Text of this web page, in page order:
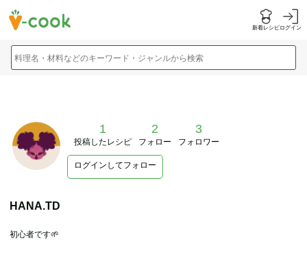
新着レシピログイン
料理名・材料などのキーワード・ジャンルから検索
1
投稿したレシピ
2
フォロー
3
フォロワー
ログインしてフォロー
HANA.TD
初心者です🌱